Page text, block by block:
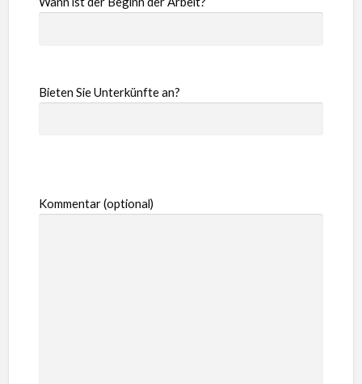
Bieten Sie Unterkünfte an?
Kommentar (optional)